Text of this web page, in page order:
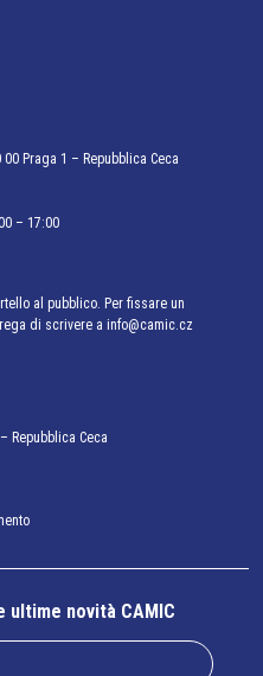
Praga 1 – Repubblica Ceca
– 17:00
al pubblico. Per fissare un
di scrivere a info@camic.cz
Repubblica Ceca
ultime novità CAMIC